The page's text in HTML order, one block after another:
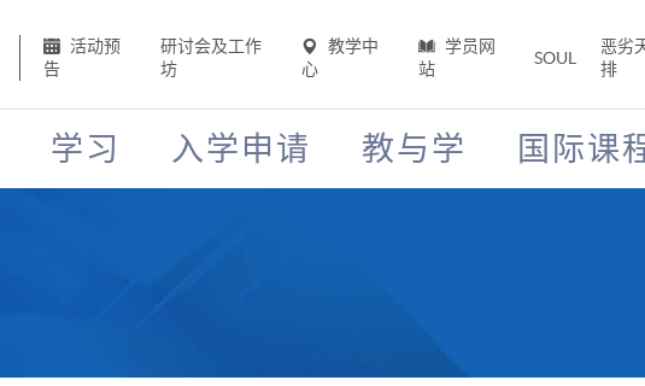
活动预
告
研讨会及工作
坊
教学中
心
学员网
站
SOUL
恶劣
排
学习 入学申请 教与学 国际课